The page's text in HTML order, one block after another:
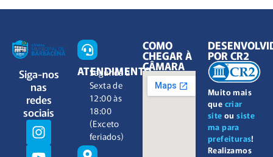
Siga-nos
nas
redes
sociais
ATENDIMENTO
Segunda à
Sexta de
12:00 às
18:00
(Exceto
feriados)
COMO
CHEGAR À
CÂMARA
Muito mais
que criar
site ousiste
ma para
prefeituras!
Realizamos
POR CR2